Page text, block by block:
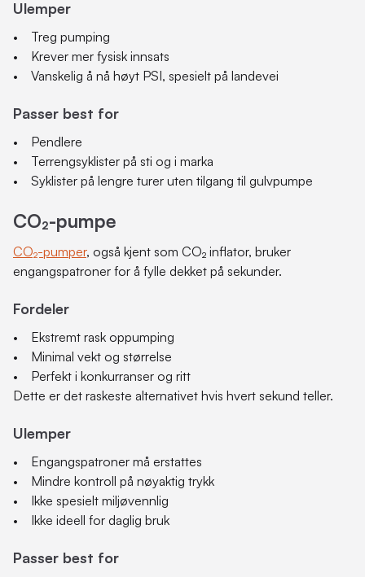
Ulemper
• Treg pumping
• Krever mer fysisk innsats
• Vanskelig å nå høyt PSI, spesielt på landevei
Passer best for
• Pendlere
• Terrengsyklister på sti og i marka
• Syklister på lengre turer uten tilgang til gulvpumpe
CO₂-pumpe
CO₂-pumper, også kjent som CO₂ inflator, bruker
engangspatroner for å fylle dekket på sekunder.
Fordeler
• Ekstremt rask oppumping
• Minimal vekt og størrelse
• Perfekt i konkurranser og ritt
Dette er det raskeste alternativet hvis hvert sekund teller.
Ulemper
• Engangspatroner må erstattes
• Mindre kontroll på nøyaktig trykk
• Ikke spesielt miljøvennlig
• Ikke ideell for daglig bruk
Passer best for